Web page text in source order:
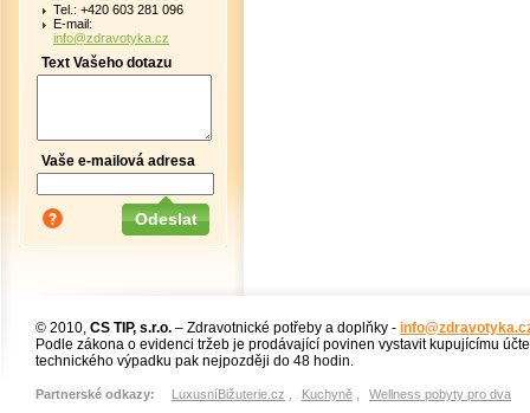
Tel.: +420 603 281 096
E-mail:
info@zdravotyka.cz
Text Vašeho dotazu
Vaše e-mailová adresa
© 2010, CS TIP, s.r.o. – Zdravotnické potřeby a doplňky -
Podle zákona o evidenci tržeb je prodávající povinen vystavit kupujícímu
technického výpadku pak nejpozději do 48 hodin.
Partnerské odkazy: LuxusníBižuterie.cz Kuchyně Wellness pobyty pro dva